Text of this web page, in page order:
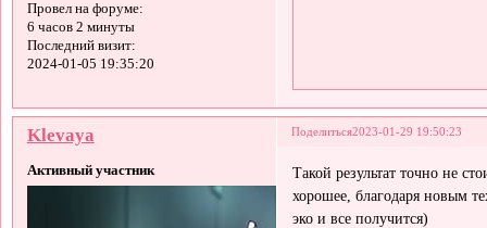
Провел на форуме:
6 часов 2 минуты
Последний визит:
2024-01-05 19:35:20
Поделиться2023-01-29 19:50:23
Klevaya
Активный участник
Такой результат точно не
хорошее, благодаря новым
эко и все получится)